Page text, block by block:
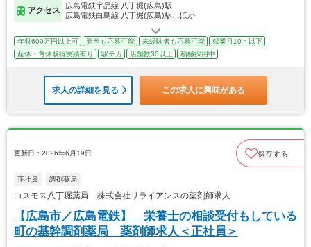
アクセス
広島電鉄宇品線 八丁堀(広島)駅
広島電鉄白島線 八丁堀(広島)駅…ほか
年収600万円以上可 新卒も応募可能 未経験者も応募可能
残業月10ｈ以下
産休・育休取得実績有り
駅チカ 店舗数30以上 積極採用中
求人の詳細を見る この求人に興味がある
更新日：2026年6月19日 保存する
正社員 調剤薬局
コスモス八丁堀薬局 株式会社リライアンスの薬剤師求人
【広島市／広島電鉄】 栄養士の相談受付もしている
町の基幹調剤薬局 薬剤師求人＜正社員＞